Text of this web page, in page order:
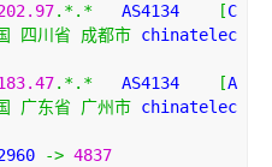
.*.*
   AS4134
[C
四川省 成都市 chinatelec
.*.*
   AS4134
[A
广东省 广州市 chinatelec
-> 4837